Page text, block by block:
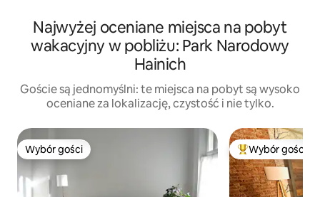
Najwyżej oceniane miejsca na pobyt
wakacyjny w pobliżu: Park Narodowy
Hainich
Goście są jednomyślni: te miejsca na pobyt są wysoko
oceniane za lokalizację, czystość i nie tylko.
Wybór gości
Wybór gości Wybór gości